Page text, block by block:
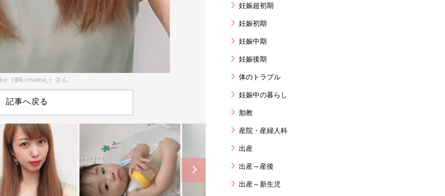
（@k.i.mama_）さん
記事へ戻る
妊娠超初期
妊娠初期
妊娠中期
妊娠後期
体のトラブル
妊娠中の暮らし
胎教
産院・産婦人科
出産
出産～産後
出産～新生児